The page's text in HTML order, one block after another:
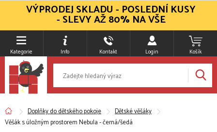
Kategorie Info Kontakt Login Košík
Doplňky do dětského pokoje
Dětské věšáky
Věšák s úložným prostorem Nebula - černá/šedá
VÝPRODEJ SKLADU - POSLEDNÍ KUSY
- SLEVY AŽ 80% NA VŠE